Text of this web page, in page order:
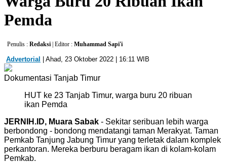
Pemda
Penulis : Redaksi | Editor : Muhammad Sapi'i
Advertorial | Ahad, 23 Oktober 2022 | 16:11 WIB
Dokumentasi Tanjab Timur
HUT ke 23 Tanjab Timur, warga buru 20 ribuan
ikan Pemda
JERNIH.ID, Muara Sabak - Sekitar seribuan lebih warga
berbondong - bondong mendatangi taman Merakyat. Taman
Pemkab Tanjung Jabung Timur yang terletak dalam komplek
perkantoran. Mereka berburu beragam ikan di kolam-kolam
Pemkab.